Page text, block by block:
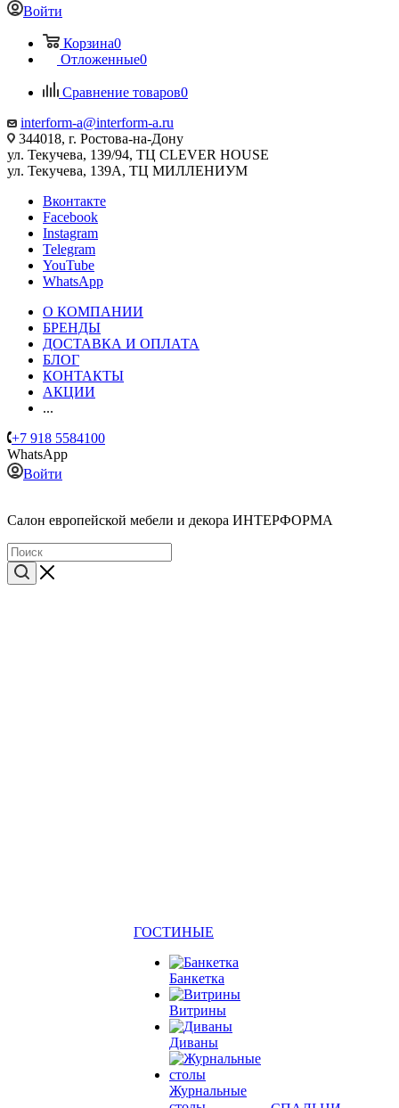
Войти
Корзина0
Отложенные0
Сравнение товаров0
interform-a@interform-a.ru
344018, г. Ростова-на-Дону
ул. Текучева, 139/94, ТЦ CLEVER HOUSE
ул. Текучева, 139А, ТЦ МИЛЛЕНИУМ
Вконтакте
Facebook
Instagram
Telegram
YouTube
WhatsApp
О КОМПАНИИ
БРЕНДЫ
ДОСТАВКА И ОПЛАТА
БЛОГ
КОНТАКТЫ
АКЦИИ
...
+7 918 5584100
WhatsApp
Войти
Cалон европейской мебели и декора ИНТЕРФОРМА
ГОСТИНЫЕ
Банкетка
Витрины
Диваны
Журнальные